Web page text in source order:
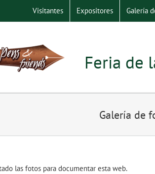
Visitantes Expositores Galería
Feria de
Galería de
las fotos para documentar esta web.